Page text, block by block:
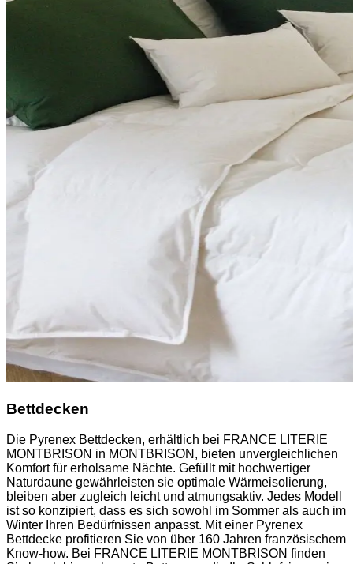
Bettdecken
Die Pyrenex Bettdecken, erhältlich bei FRANCE LITERIE
MONTBRISON in MONTBRISON, bieten unvergleichlichen
Komfort für erholsame Nächte. Gefüllt mit hochwertiger
Naturdaune gewährleisten sie optimale Wärmeisolierung,
bleiben aber zugleich leicht und atmungsaktiv. Jedes Modell
ist so konzipiert, dass es sich sowohl im Sommer als auch im
Winter Ihren Bedürfnissen anpasst. Mit einer Pyrenex
Bettdecke profitieren Sie von über 160 Jahren französischem
Know-how. Bei FRANCE LITERIE MONTBRISON finden